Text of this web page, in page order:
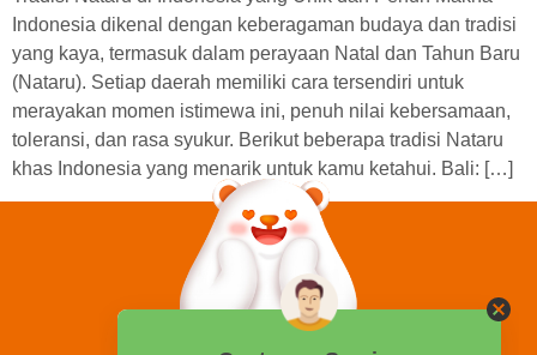
Indonesia dikenal dengan keberagaman budaya dan tradisi
yang kaya, termasuk dalam perayaan Natal dan Tahun Baru
(Nataru). Setiap daerah memiliki cara tersendiri untuk
merayakan momen istimewa ini, penuh nilai kebersamaan,
toleransi, dan rasa syukur. Berikut beberapa tradisi Nataru
khas Indonesia yang menarik untuk kamu ketahui. Bali: […]